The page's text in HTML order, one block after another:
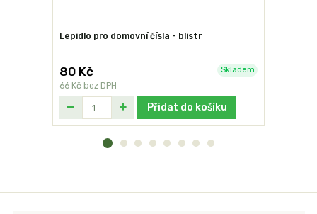
Lepidlo pro domovní čísla - blistr
80 Kč
66 Kč bez DPH
Skladem
Přidat do košíku